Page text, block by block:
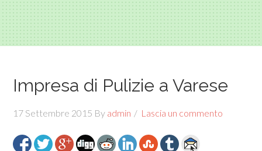
Impresa di Pulizie a Varese
17 Settembre 2015 By admin Lascia un commento